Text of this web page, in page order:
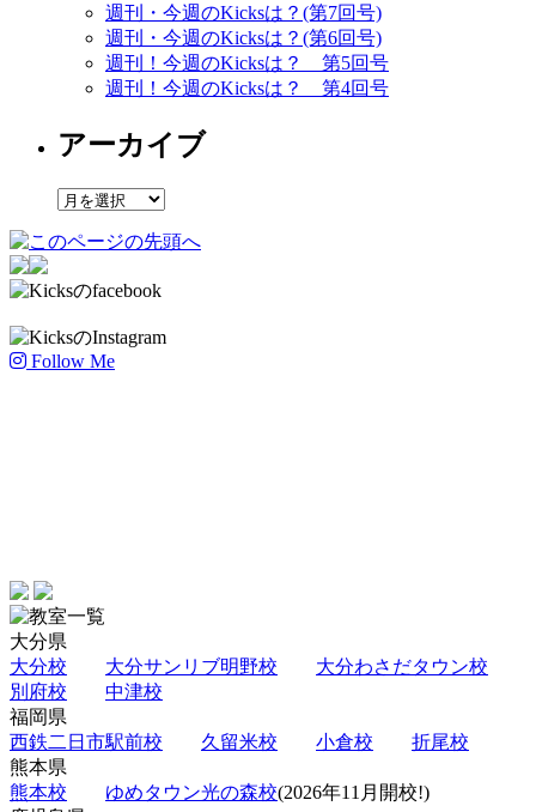
週刊・今週のKicksは？(第7回号)
週刊・今週のKicksは？(第6回号)
週刊！今週のKicksは？ 第5回号
週刊！今週のKicksは？ 第4回号
アーカイブ
ア
カ
ブ
Follow Me
大分県
大分校
大分サンリブ明野校
大分わさだタウン校
別府校
中津校
福岡県
西鉄二日市駅前校
久留米校 小倉校
折尾校
熊本県
熊本校
ゆめタウン光の森校(2026年11月開校!)